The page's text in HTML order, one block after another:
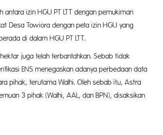
antara izin HGU PT LTT dengan pemukiman
Desa Towiora dengan peta izin HGU yang
di dalam HGU PT LTT.
juga telah terbantahkan. Sebab tidak
ENS menegaskan adanya perbedaan data
pihak, terutama Walhi. Oleh sebab itu, Astra
3 pihak (Walhi, AAL, dan BPN), disaksikan